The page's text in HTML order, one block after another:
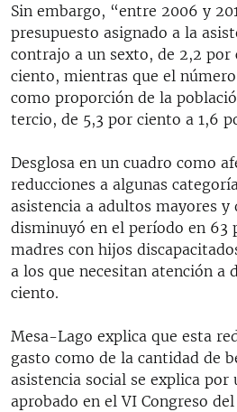
Sin embargo, “entre 2006 y
presupuesto asignado a la
contrajo a un sexto, de 2,2 por
ciento, mientras que el
como proporción de la
tercio, de 5,3 por ciento a 1,6
Desglosa en un cuadro como
reducciones a algunas
asistencia a adultos mayores y
disminuyó en el período en 63
madres con hijos
a los que necesitan atención a
ciento.
Mesa-Lago explica que esta
gasto como de la cantidad de
asistencia social se explica
aprobado en el VI Congreso